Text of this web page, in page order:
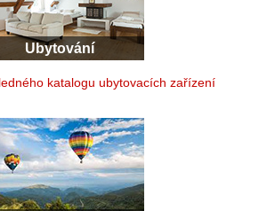
Ubytování
katalogu ubytovacích zařízení